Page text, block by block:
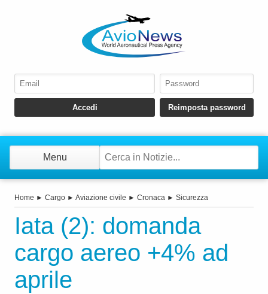
Menu
Home ► Cargo ► Aviazione civile ► Cronaca ► Sicurezza
Iata (2): domanda
cargo aereo +4% ad
aprile